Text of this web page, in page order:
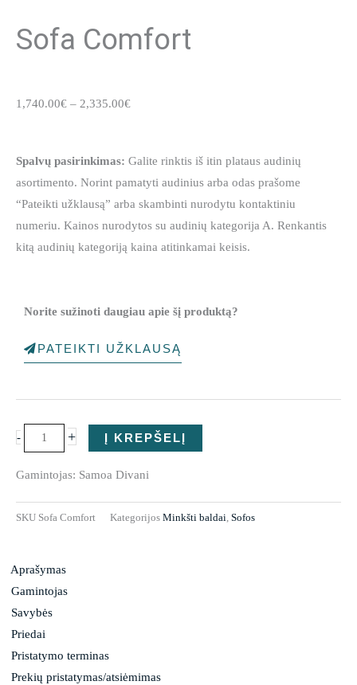
Sofa Comfort
1,740.00€ – 2,335.00€
through
2,335.00€
Spalvų pasirinkimas: Galite rinktis iš itin plataus audinių
asortimento. Norint pamatyti audinius arba odas prašome
“Pateikti užklausą” arba skambinti nurodytu kontaktiniu
numeriu. Kainos nurodytos su audinių kategorija A. Renkantis
kitą audinių kategoriją kaina atitinkamai keisis.
Norite sužinoti daugiau apie šį produktą?
PATEIKTI UŽKLAUSĄ
-
Sofa
Comfort
+ Į KREPŠELĮ
Gamintojas: Samoa Divani
SKU Sofa Comfort Kategorijos Minkšti baldai Sofos
Aprašymas
Gamintojas
Savybės
Priedai
Pristatymo terminas
Prekių pristatymas/atsiėmimas